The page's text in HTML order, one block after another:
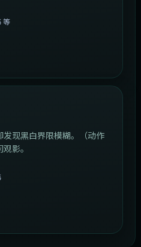
等
现黑白界限模糊。（动作
影。